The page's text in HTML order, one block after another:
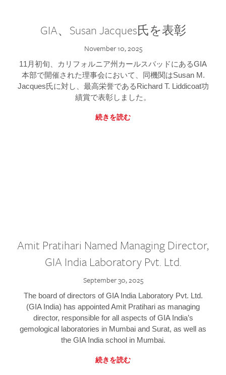
GIA、Susan Jacques氏を表彰
November 10, 2025
11月初旬、カリフォルニア州カールスバッドにあるGIA
本部で開催された理事会において、同機関はSusan M.
Jacques氏に対し、最高栄誉であるRichard T. Liddicoat功
績賞で表彰しました。
続きを読む
Amit Pratihari Named Managing Director,
GIA India Laboratory Pvt. Ltd.
September 30, 2025
The board of directors of GIA India Laboratory Pvt. Ltd.
(GIA India) has appointed Amit Pratihari as managing
director, responsible for all aspects of GIA India’s
gemological laboratories in Mumbai and Surat, as well as
the GIA India school in Mumbai.
続きを読む